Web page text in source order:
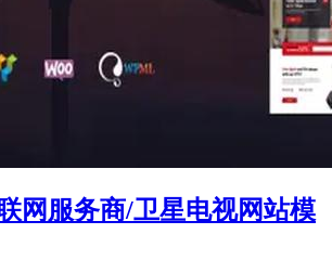
网服务商/卫星电视网站模